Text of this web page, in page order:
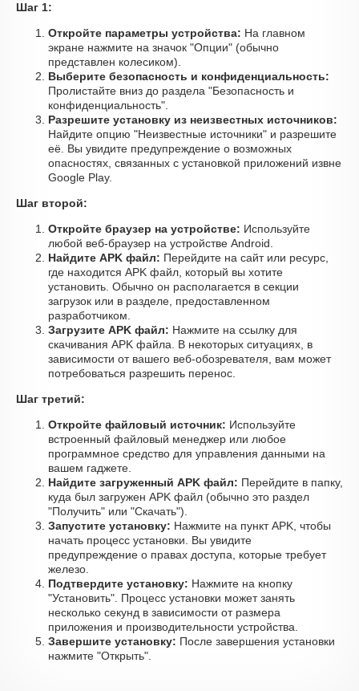
Шаг 1:
Откройте параметры устройства: На главном
экране нажмите на значок "Опции" (обычно
представлен колесиком).
Выберите безопасность и конфиденциальность:
Пролистайте вниз до раздела "Безопасность и
конфиденциальность".
Разрешите установку из неизвестных источников:
Найдите опцию "Неизвестные источники" и разрешите
её. Вы увидите предупреждение о возможных
опасностях, связанных с установкой приложений извне
Google Play.
Шаг второй:
Откройте браузер на устройстве: Используйте
любой веб-браузер на устройстве Android.
Найдите APK файл: Перейдите на сайт или ресурс,
где находится APK файл, который вы хотите
установить. Обычно он располагается в секции
загрузок или в разделе, предоставленном
разработчиком.
Загрузите APK файл: Нажмите на ссылку для
скачивания APK файла. В некоторых ситуациях, в
зависимости от вашего веб-обозревателя, вам может
потребоваться разрешить перенос.
Шаг третий:
Откройте файловый источник: Используйте
встроенный файловый менеджер или любое
программное средство для управления данными на
вашем гаджете.
Найдите загруженный APK файл: Перейдите в папку,
куда был загружен APK файл (обычно это раздел
"Получить" или "Скачать").
Запустите установку: Нажмите на пункт APK, чтобы
начать процесс установки. Вы увидите
предупреждение о правах доступа, которые требует
железо.
Подтвердите установку: Нажмите на кнопку
"Установить". Процесс установки может занять
несколько секунд в зависимости от размера
приложения и производительности устройства.
Завершите установку: После завершения установки
нажмите "Открыть".